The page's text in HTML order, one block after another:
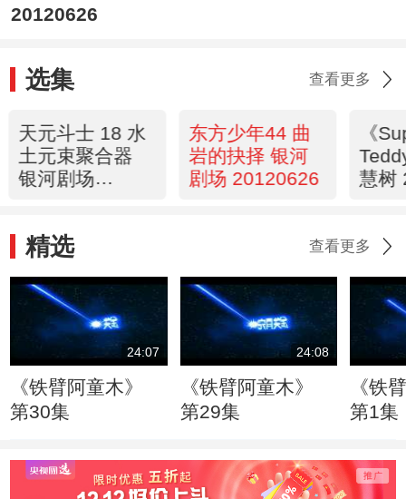
20120626
选集 查看更多
天元斗士 18 水
土元束聚合器
银河剧场
东方少年44 曲
岩的抉择 银河
剧场 20120626
《
慧树
精选 查看更多
24:07
《铁臂阿童木》
第30集
24:08
《铁臂阿童木》
第29集
《铁
第1集